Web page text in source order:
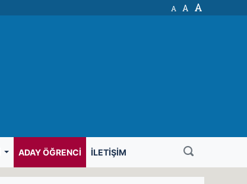
A A A
ADAY ÖĞRENCI İLETIŞIM